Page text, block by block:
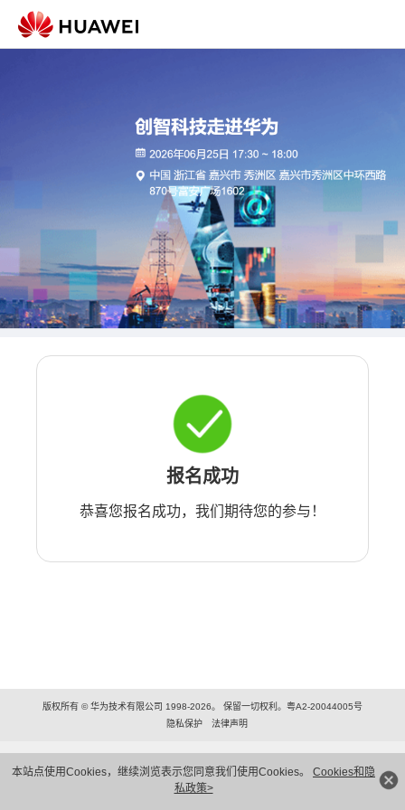
本站点使用Cookies，继续浏览表示您同意我们使用Cookies。 Cookies和隐
私政策>
报名成功
恭喜您报名成功，我们期待您的参与！
版权所有 © 华为技术有限公司 1998-2026。 保留一切权利。粤A2-20044005号
隐私保护
法律声明